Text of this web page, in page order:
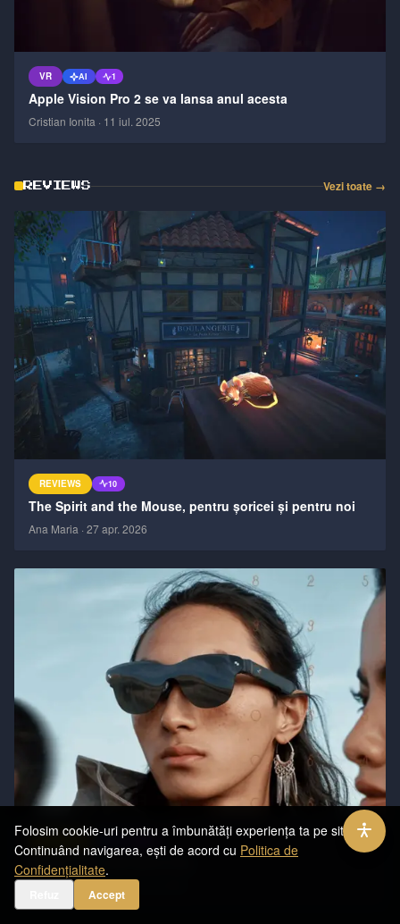
VR AI 1
Apple Vision Pro 2 se va lansa anul acesta
Cristian Ionita · 11 iul. 2025
REVIEWS Vezi toate →
REVIEWS 10
The Spirit and the Mouse, pentru șoricei și pentru noi
Ana Maria · 27 apr. 2026
RayNeo Air 4 Pro de la TCL
Alexandru Robea 31 mar. 2026
Folosim cookie-uri pentru a îmbunătăți experiența ta pe site.
Continuând navigarea, ești de acord cu Politica de
Confidențialitate.
Accept